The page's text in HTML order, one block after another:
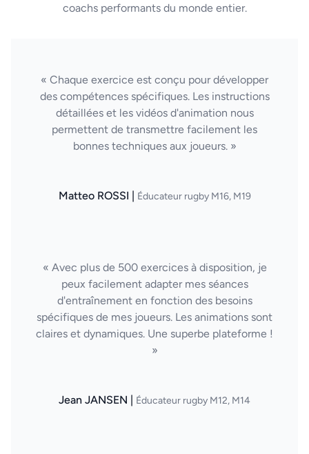
coachs performants du monde entier.
« Chaque exercice est conçu pour développer
des compétences spécifiques. Les instructions
détaillées et les vidéos d'animation nous
permettent de transmettre facilement les
bonnes techniques aux joueurs. »
Matteo ROSSI | Éducateur rugby M16, M19
« Avec plus de 500 exercices à disposition, je
peux facilement adapter mes séances
d'entraînement en fonction des besoins
spécifiques de mes joueurs. Les animations sont
claires et dynamiques. Une superbe plateforme !
»
Jean JANSEN | Éducateur rugby M12, M14